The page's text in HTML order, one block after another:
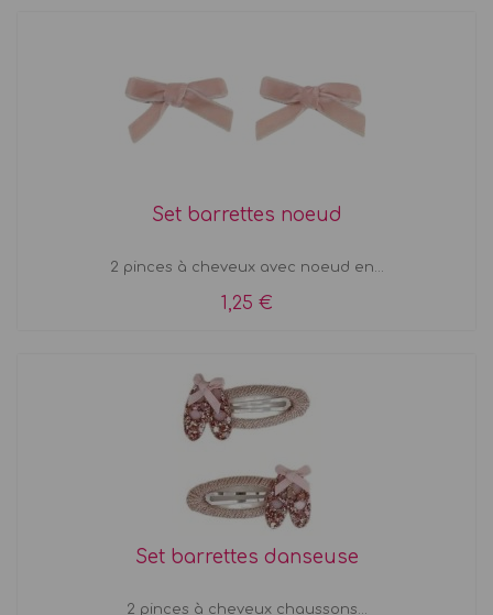
Set barrettes noeud
2 pinces à cheveux avec noeud en...
1,25 €
Set barrettes danseuse
2 pinces à cheveux chaussons...